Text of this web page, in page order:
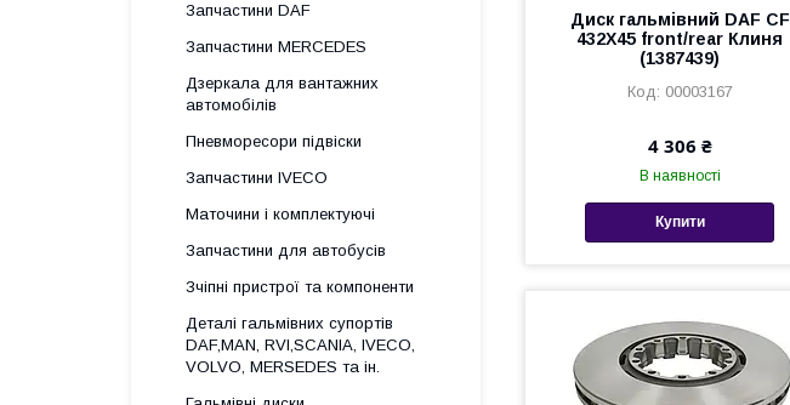
Диск гальмівний DAF CF
432X45 front/rear Клиня
(1387439)
00003167
4 306 ₴
В наявності
Купити
Запчастини DAF
Запчастини MERCEDES
Дзеркала для вантажних
автомобілів
Пневморесори підвіски
Запчастини IVECO
Маточини і комплектуючі
Запчастини для автобусів
Зчіпні пристрої та компоненти
Деталі гальмівних супортів
DAF,MAN, RVI,SCANIA, IVECO,
VOLVO, MERSEDES та ін.